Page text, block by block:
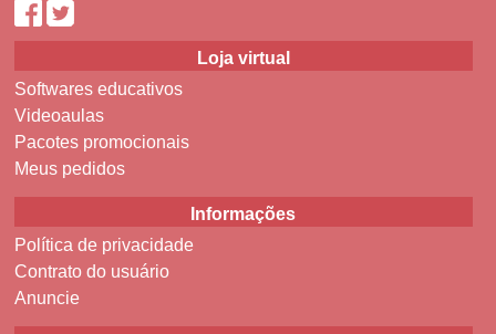
Loja virtual
Softwares educativos
Videoaulas
Pacotes promocionais
Meus pedidos
Informações
Política de privacidade
Contrato do usuário
Anuncie